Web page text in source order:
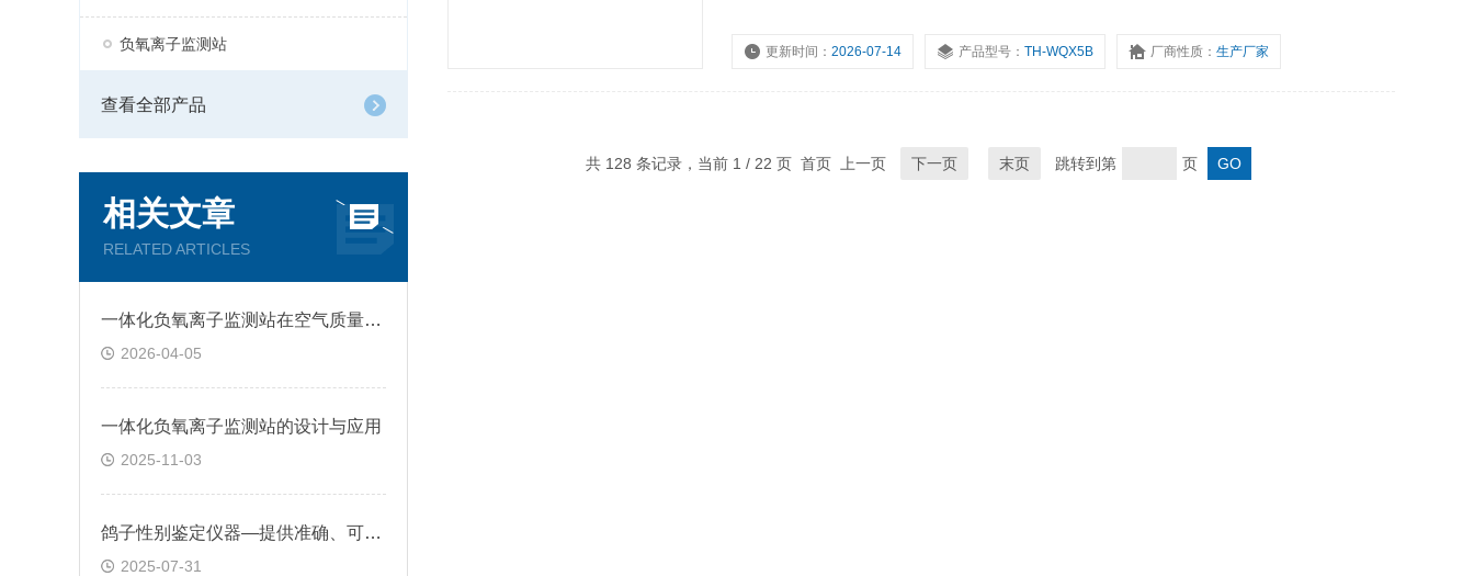
负氧离子监测站
查看全部产品
相关文章
RELATED ARTICLES
一体化负氧离子监测站在空气质量监测中的应用
2026-04-05
一体化负氧离子监测站的设计与应用
2025-11-03
鸽子性别鉴定仪器—提供准确、可靠的性别鉴定数据，为科研工作提供有力支持
2025-07-31
更新时间：2026-07-14 产品型号：TH-WQX5B 厂商性质：生产厂家
共 128 条记录，当前 1 / 22 页 首页 上一页 下一页 末页 跳转到第 页